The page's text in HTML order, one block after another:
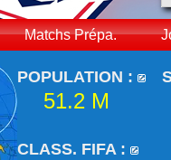
Matchs Prépa.
POPULATION :
51.2 M
CLASS. FIFA :